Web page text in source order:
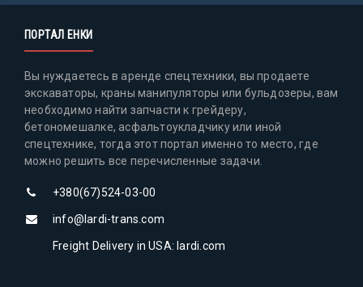
ПОРТАЛ ЕНКИ
Вы нуждаетесь в аренде спецтехники, вы продаете
экскаваторы, краны манипуляторы или бульдозеры, вам
необходимо найти запчасти к грейдеру,
бетономешалке, асфальтоукладчику или иной
спецтехнике, тогда этот портал именно то место, где
можно решить все перечисленные задачи.
+380(67)524-03-00
info@lardi-trans.com
Freight Delivery in USA: lardi.com